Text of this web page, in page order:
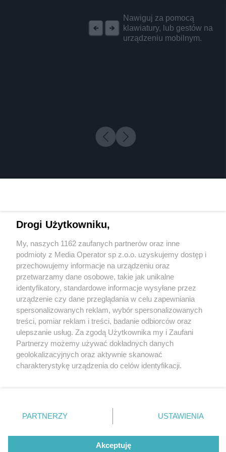
Nawiguj za pomocą
klawiatury, lub gestów na
urządzeniu mobilnym.
2 / 0
Wydawca mediów lokalnych
Nie zapomnij
zapoznać się z:
polityką prywatności
Twojemiasto
Piekary Śląskie
Chorzów
Tarnowskie Góry
Gliwice
Skontakuj sięz nami
Kontakt
Redakcja
Newsletter
Drogi Użytkowniku,
My, naszych 1162 zaufanych partnerów oraz inne
podmioty z Media Operator sp z.o.o. uzyskujemy dostęp i
przechowujemy informacje na urządzeniu oraz
przetwarzamy dane osobowe, takie jak unikalne
identyfikatory, standardowe informacje wysyłane przez
urządzenie czy dane przeglądania w celu zapewniania
spersonalizowanych reklam, wybór spersonalizowanych
treści, pomiar reklam i treści, badanie odbiorców oraz
ulepszanie usług. Za zgodą Użytkownika my i Zaufani
Partnerzy możemy używać dokładnych danych
geolokalizacyjnych oraz aktywnie skanować
charakterystykę urządzenia do celów identyfikacji.
zmienić/wycofać klikając przycisk ustawień prywatności
znajdujący się w lewym dolnym rogu strony
rodzaje przetwarzania danych nie wymagają zgody
użytkownika, ale masz prawo sprzeciwić się takiemu
PARTNERZY USTAWIENIA
Akceptuję